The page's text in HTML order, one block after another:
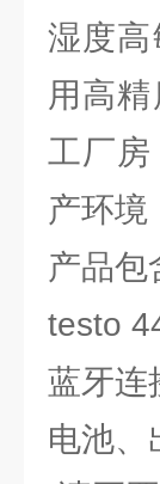
湿度
用高
工厂
产环境
产品包
testo
蓝牙连
电池、